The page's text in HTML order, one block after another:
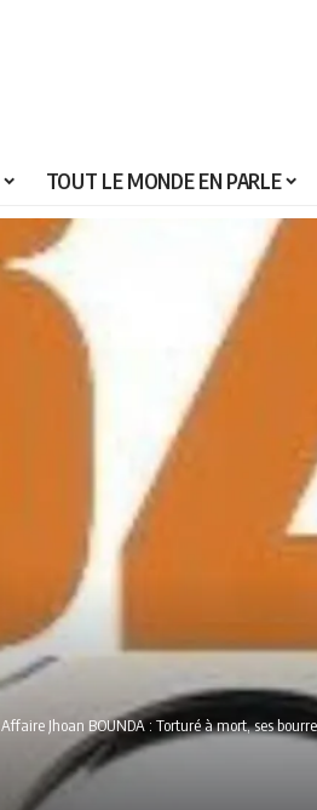
TOUT LE MONDE EN PARLE
Affaire Jhoan BOUNDA : Torturé à mort, ses